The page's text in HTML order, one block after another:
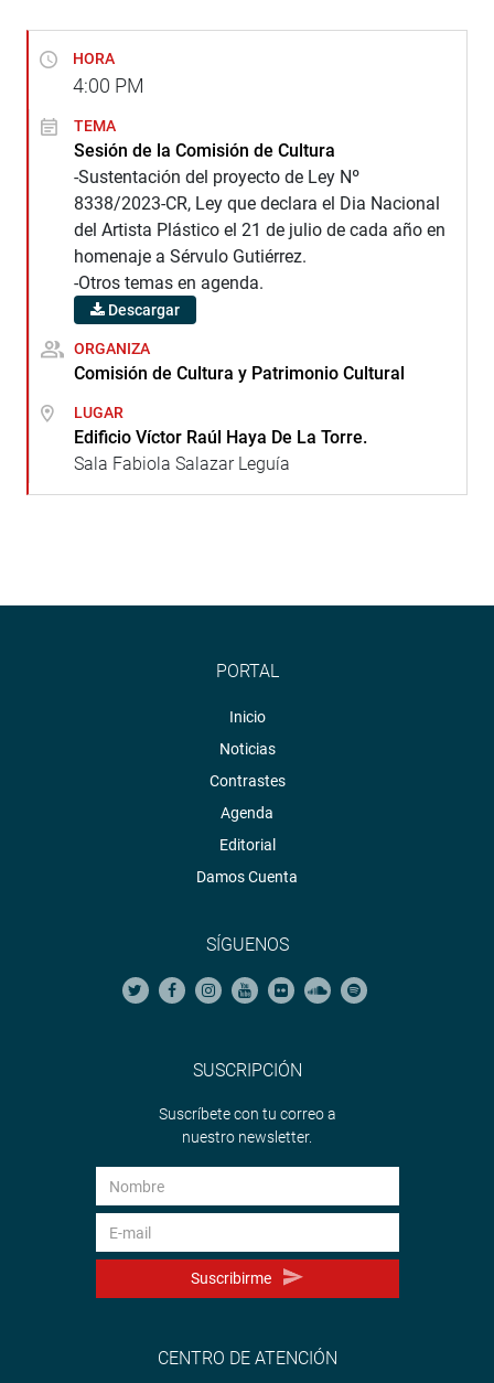
HORA
4:00 PM
TEMA
Sesión de la Comisión de Cultura
-Sustentación del proyecto de Ley Nº
8338/2023-CR, Ley que declara el Dia Nacional
del Artista Plástico el 21 de julio de cada año en
homenaje a Sérvulo Gutiérrez.
-Otros temas en agenda.
Descargar
ORGANIZA
Comisión de Cultura y Patrimonio Cultural
LUGAR
Edificio Víctor Raúl Haya De La Torre.
Sala Fabiola Salazar Leguía
PORTAL
Inicio
Noticias
Contrastes
Agenda
Editorial
Damos Cuenta
SÍGUENOS
SUSCRIPCIÓN
Suscríbete con tu correo a
nuestro newsletter.
Suscribirme
CENTRO DE ATENCIÓN